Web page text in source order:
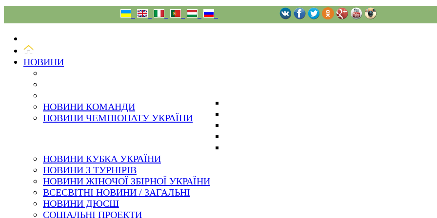
НОВИНИ
НОВИНИ КОМАНДИ
НОВИНИ ЧЕМПІОНАТУ УКРАЇНИ
НОВИНИ КУБКА УКРАЇНИ
НОВИНИ З ТУРНІРІВ
НОВИНИ ЖІНОЧОЇ ЗБІРНОЇ УКРАЇНИ
ВСЕСВІТНІ НОВИНИ / ЗАГАЛЬНІ
НОВИНИ ДЮСШ
СОЦІАЛЬНІ ПРОЕКТИ